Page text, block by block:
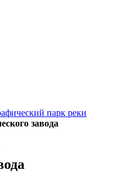
парк реки
завода